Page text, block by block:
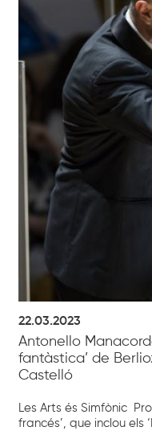
22.03.2023
Antonello
fantàstica’ de
Castelló
Les Arts és Simfònic
francés’, que inclou els